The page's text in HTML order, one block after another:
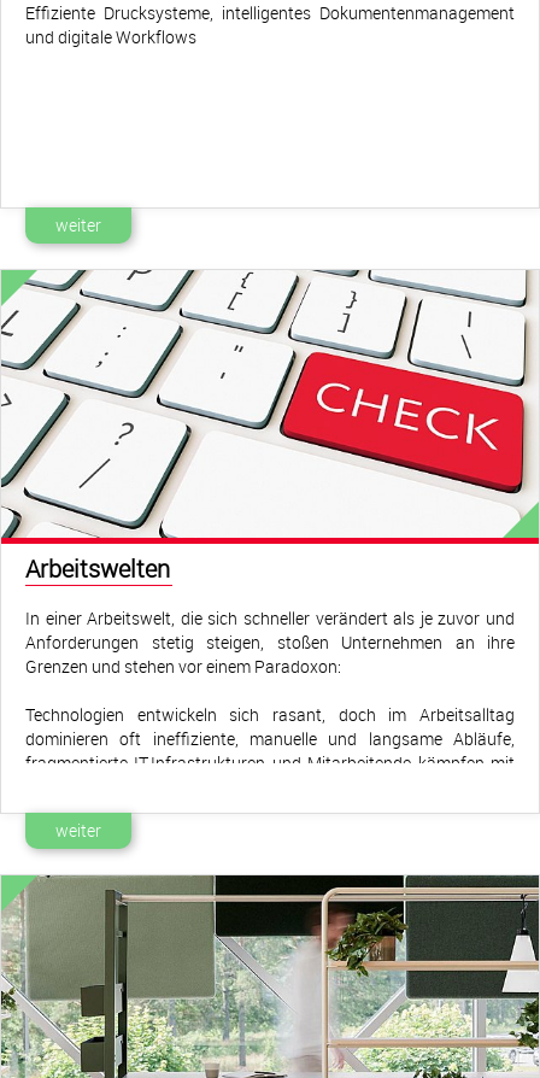
Effiziente Drucksysteme, intelligentes Dokumentenmanagement
und digitale Workflows
weiter
Arbeitswelten
In einer Arbeitswelt, die sich schneller verändert als je zuvor und
Anforderungen stetig steigen, stoßen Unternehmen an ihre
Grenzen und stehen vor einem Paradoxon:
Technologien entwickeln sich rasant, doch im Arbeitsalltag
dominieren oft ineffiziente, manuelle und langsame Abläufe,
fragmentierte IT-Infrastrukturen und Mitarbeitende kämpfen mit
aus 2025 von bitkom verfügen 72 er Unternehmen über keine
zentrale Digitalisierungsstrategie, und 74 ehen den
Fachkräftemangel als größte Hürde. Gleichzeitig gelten
Technologien wie Big Data (97 IoT (92 und KI (90 als
wettbewerbsentscheidend, dennoch sehen sich
64 ei KI als Nachzügler.
Flexibles Arbeiten, wachsende Sicherheitsanforderungen und der
Fachkräftemangel fordern nicht nur effiziente Technologien,
sondern vor allem ein Verständnis für Prozesse und für die
Menschen, die diese Technologien nutzen. Wahre Produktivität,
weiter